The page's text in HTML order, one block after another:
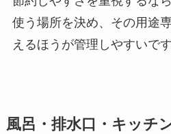
使う場所を決め、その用途
えるほうが管理しやすいです
風呂・排水口・キッチ